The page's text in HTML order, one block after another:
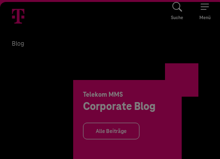
Suche Menü
Blog
Telekom MMS
Corporate Blog
Alle Beiträge